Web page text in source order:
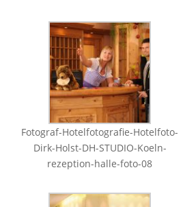
Fotograf-Hotelfotografie-Hotelfoto-
Dirk-Holst-DH-STUDIO-Koeln-
rezeption-halle-foto-08